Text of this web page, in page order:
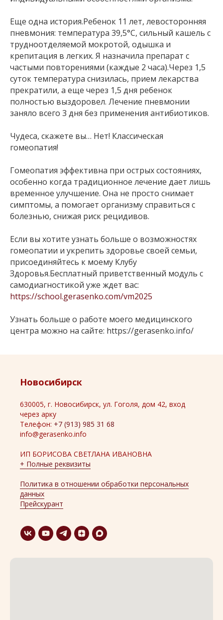
Еще одна история.Ребенок 11 лет, левосторонняя
пневмония: температура 39,5°C, сильный кашель с
трудноотделяемой мокротой, одышка и
крепитация в легких. Я назначила препарат с
частыми повторениями (каждые 2 часа).Через 1,5
суток температура снизилась, прием лекарства
прекратили, а еще через 1,5 дня ребенок
полностью выздоровел. Лечение пневмонии
заняло всего 3 дня без применения антибиотиков.
Чудеса, скажете вы… Нет! Классическая
гомеопатия!
Гомеопатия эффективна при острых состояниях,
особенно когда традиционное лечение дает лишь
временное улучшение. Она не просто снимает
симптомы, а помогает организму справиться с
болезнью, снижая риск рецидивов.
Если вы хотите узнать больше о возможностях
гомеопатии и укрепить здоровье своей семьи,
присоединяйтесь к моему Клубу
Здоровья.Бесплатный приветственный модуль с
самодиагностикой уже ждет вас:
https://school.gerasenko.com/vm2025
Узнать больше о работе моего медицинского
центра можно на сайте: https://gerasenko.info/
Новосибирск
630005, г. Новосибирск, ул. Гоголя, дом 42, вход
через арку
Телефон: +7 (913) 985 31 68
info@gerasenko.info
ИП БОРИСОВА СВЕТЛАНА ИВАНОВНА
+ Полные реквизиты
Политика в отношении обработки персональных
данных
Прейскурант